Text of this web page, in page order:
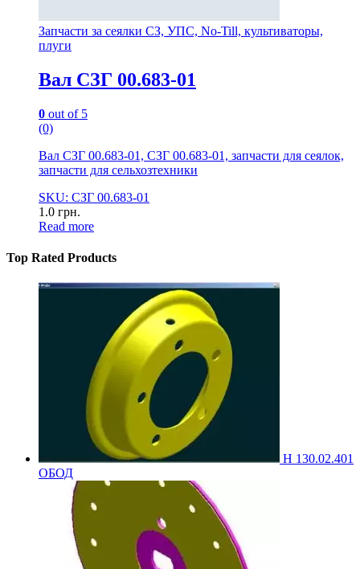
Запчасти за сеялки СЗ, УПС, No-Till, культиваторы,
плуги
Вал СЗГ 00.683-01
0 out of 5
(0)
Вал СЗГ 00.683-01, СЗГ 00.683-01, запчасти для сеялок,
запчасти для сельхозтехники
SKU: СЗГ 00.683-01
1.0 грн.
Read more
Top Rated Products
Н 130.02.401
ОБОД